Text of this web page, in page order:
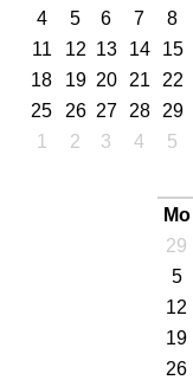
4
5 6 7 8
11
12 13 14 15
18
19 20 21 22
25
26 27 28 29
1
2 3 4 5
Mo
29
5
12
19
26